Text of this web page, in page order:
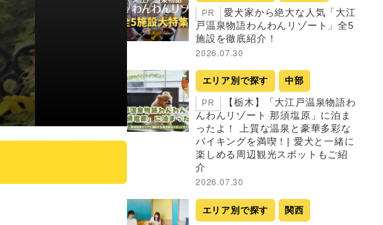
PR
愛犬家から絶大な人気「大江
戸温泉物語わんわんリゾート」全5
施設を徹底紹介！
2026.07.30
エリア別で探す 中部
PR
【栃木】「大江戸温泉物語わ
んわんリゾート 那須塩原」に泊ま
ったよ！ 上質な温泉と豪華多彩な
バイキングを満喫！| 愛犬と一緒に
楽しめる周辺観光スポットもご紹
介
2026.07.30
エリア別で探す 関西